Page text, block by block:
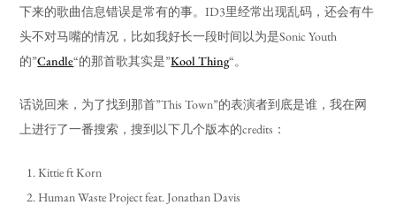
下来的歌曲信息错误是常有的事。ID3里经常出现乱码，还会有牛
头不对马嘴的情况，比如我好长一段时间以为是Sonic Youth
的”Candle“的那首歌其实是”Kool Thing“。
话说回来，为了找到那首”This Town”的表演者到底是谁，我在网
上进行了一番搜索，搜到以下几个版本的credits：
Kittie ft Korn
Human Waste Project feat. Jonathan Davis